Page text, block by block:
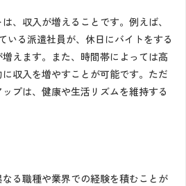
、収入が増えることです。例えば、
いる派遣社員が、休日にバイトをする
えます。また、時間帯によっては高
収入を増やすことが可能です。ただ
プは、健康や生活リズムを維持する
る職種や業界での経験を積むことが